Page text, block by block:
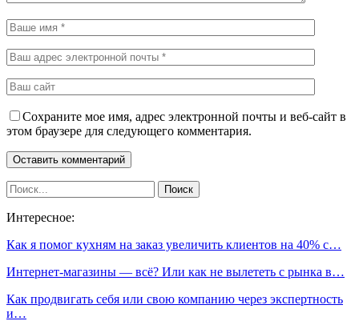
Сохраните мое имя, адрес электронной почты и веб-сайт в
этом браузере для следующего комментария.
Интересное:
Как я помог кухням на заказ увеличить клиентов на 40% с…
Интернет-магазины — всё? Или как не вылететь с рынка в…
Как продвигать себя или свою компанию через экспертность
и…